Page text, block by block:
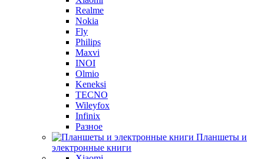
Realme
Nokia
Fly
Philips
Maxvi
INOI
Olmio
Keneksi
TECNO
Wileyfox
Infinix
Разное
Планшеты и
электронные книги